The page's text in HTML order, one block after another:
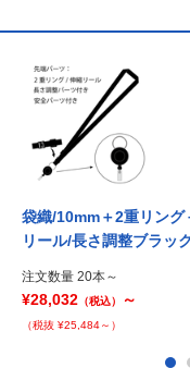
袋織/10mm＋2重リング
リール/長さ調整ブラッ
注文数量 20本～
¥28,032 （税込） ～
（税抜 ¥25,484～）